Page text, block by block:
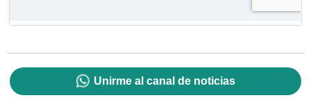
Unirme al canal de noticias